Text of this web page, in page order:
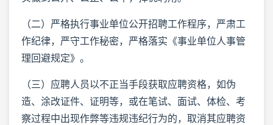
（二）严格执行事业单位公开招聘工作程序，严肃工
作纪律，严守工作秘密，严格落实《事业单位人事管
理回避规定》。
（三）应聘人员以不正当手段获取应聘资格，如伪
造、涂改证件、证明等，或在笔试、面试、体检、考
察过程中出现作弊等违规违纪行为的，取消其应聘资